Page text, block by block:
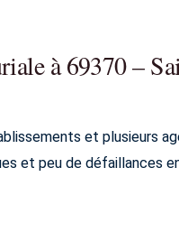
à 69370 –
et plusieurs
et peu de défaillances